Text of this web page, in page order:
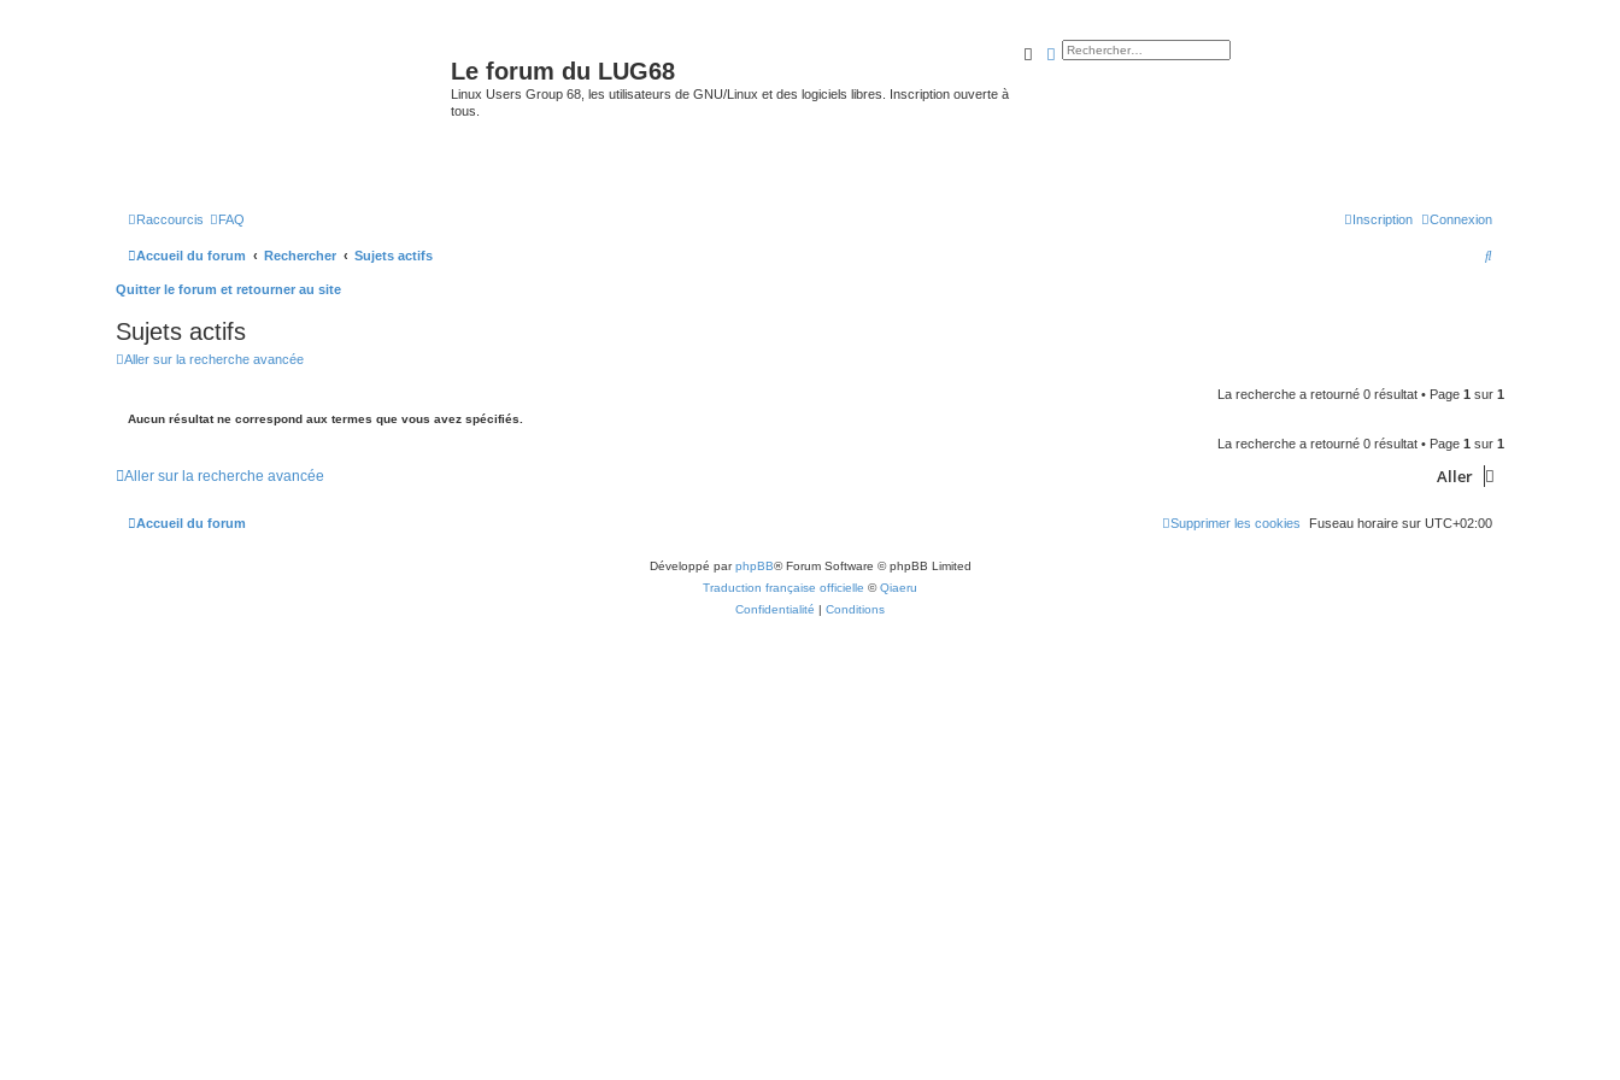
Le forum du LUG68
Linux Users Group 68, les utilisateurs de GNU/Linux et des logiciels libres. Inscription ouverte à
tous.
Rechercher
Recherche avancée
Raccourcis FAQ Connexion
Inscription
Accueil du forum Rechercher Sujets actifs
R
e
Quitter le forum et retourner au site
Sujets actifs
Aller sur la recherche avancée
La recherche a retourné 0 résultat • Page 1 sur 1
Aucun résultat ne correspond aux termes que vous avez spécifiés.
La recherche a retourné 0 résultat • Page 1 sur 1
Aller sur la recherche avancée Aller
Accueil du forum Fuseau horaire sur UTC+02:00
Supprimer les cookies
Développé parphpBB® Forum Software © phpBB Limited
Traduction française officielle ©Qiaeru
Confidentialité | Conditions